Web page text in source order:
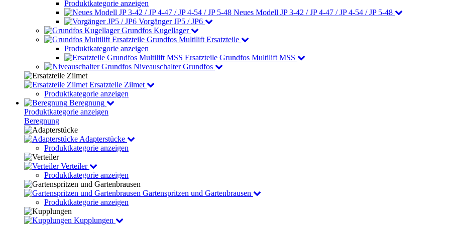
Produktkategorie anzeigen
Neues Modell JP 3-42 / JP 4-47 / JP 4-54 / JP 5-48
Vorgänger JP5 / JP6
Grundfos Kugellager
Grundfos Multilift Ersatzteile
Produktkategorie anzeigen
Ersatzteile Grundfos Multilift MSS
Niveauschalter Grundfos
Ersatzteile Zilmet
Produktkategorie anzeigen
Beregnung
Produktkategorie anzeigen
Beregnung
Adapterstücke
Produktkategorie anzeigen
Verteiler
Produktkategorie anzeigen
Gartenspritzen und Gartenbrausen
Produktkategorie anzeigen
Kupplungen